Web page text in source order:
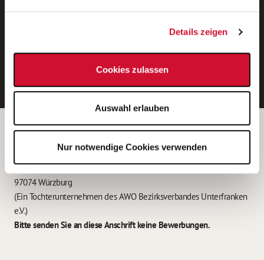
Details zeigen
Cookies zulassen
Auswahl erlauben
Nur notwendige Cookies verwenden
E-Mail-Adresse eintragen
Betreiber der Webseite
Garitz Bewirtschaftungsbetriebe GmbH
Kantstraße 45a
97074 Würzburg
(Ein Tochterunternehmen des AWO Bezirksverbandes Unterfranken
e.V.)
Bitte senden Sie an diese Anschrift keine Bewerbungen.